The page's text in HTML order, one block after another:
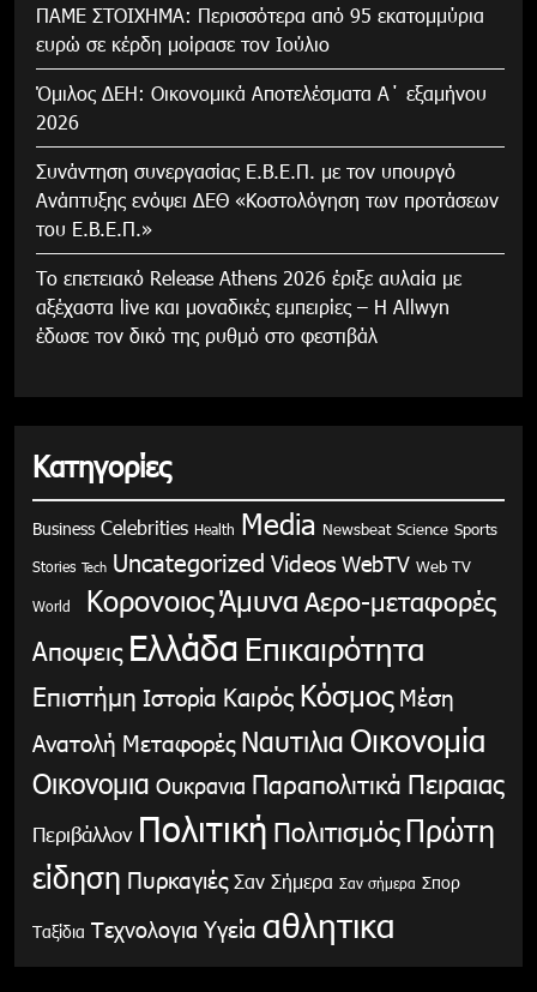
ΠΑΜΕ ΣΤΟΙΧΗΜΑ: Περισσότερα από 95 εκατομμύρια
ευρώ σε κέρδη μοίρασε τον Ιούλιο
Όμιλος ΔΕΗ: Οικονομικά Αποτελέσματα Α΄ εξαμήνου
2026
Συνάντηση συνεργασίας Ε.Β.Ε.Π. με τον υπουργό
Ανάπτυξης ενόψει ΔΕΘ «Κοστολόγηση των προτάσεων
του Ε.Β.Ε.Π.»
Το επετειακό Release Athens 2026 έριξε αυλαία με
αξέχαστα live και μοναδικές εμπειρίες – Η Allwyn
έδωσε τον δικό της ρυθμό στο φεστιβάλ
Κατηγορίες
Business Celebrities Health Media Newsbeat Science Sports
Stories Tech Uncategorized Videos WebTV Web TV
World ΚορονοιοςΆμυνα Αερο-μεταφορές
Αποψεις Ελλάδα Επικαιρότητα
Επιστήμη Ιστορία Καιρός Κόσμος Μέση
Ανατολή Μεταφορές Ναυτιλια Οικονομία
Οικονομια Ουκρανια Παραπολιτικά Πειραιας
Περιβάλλον Πολιτική Πολιτισμός Πρώτη
είδηση Πυρκαγιές Σαν Σήμερα Σαν σήμερα Σπορ
Ταξίδια Τεχνολογια Υγεία αθλητικα